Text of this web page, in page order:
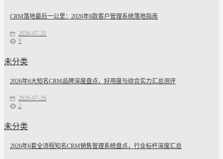
CRM落地最后一公里：2026年8款客户管理系统落地指南
2026-07-31
9
未分类
2026年6大知名CRM品牌深度盘点，好用度与综合实力汇总测评
2026-07-26
2
未分类
2026年6套全流程知名CRM销售管理系统盘点，行业标杆深度汇总